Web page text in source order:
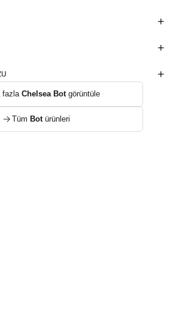
fazlaChelsea Bot görüntüle
Tüm Bot ürünleri